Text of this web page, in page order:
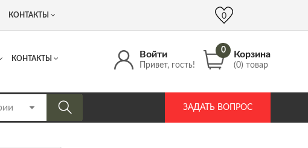
+7 (917) 537 17 16 info@DrozdPcp.ru
Войти
Привет, гость!
0 Корзина
(0) товар
КОНТАКТЫ
ЗАДАТЬ ВОПРОС
КОНТАКТЫ 0